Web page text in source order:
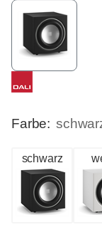
Farbe:
schwarz